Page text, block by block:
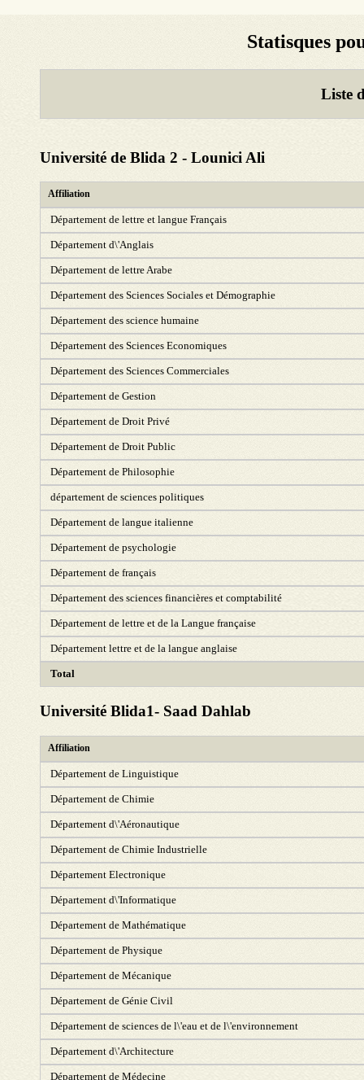
Statisques
Liste
Université de Blida 2 - Lounici Ali
Affiliation
Département de lettre et langue Français
Département d\'Anglais
Département de lettre Arabe
Département des Sciences Sociales et Démographie
Département des science humaine
Département des Sciences Economiques
Département des Sciences Commerciales
Département de Gestion
Département de Droit Privé
Département de Droit Public
Département de Philosophie
département de sciences politiques
Département de langue italienne
Département de psychologie
Département de français
Département des sciences financières et comptabilité
Département de lettre et de la Langue française
Département lettre et de la langue anglaise
Total
Université Blida1- Saad Dahlab
Affiliation
Département de Linguistique
Département de Chimie
Département d\'Aéronautique
Département de Chimie Industrielle
Département Electronique
Département d\'Informatique
Département de Mathématique
Département de Physique
Département de Mécanique
Département de Génie Civil
Département de sciences de l\'eau et de l\'environnement
Département d\'Architecture
Département de Médecine